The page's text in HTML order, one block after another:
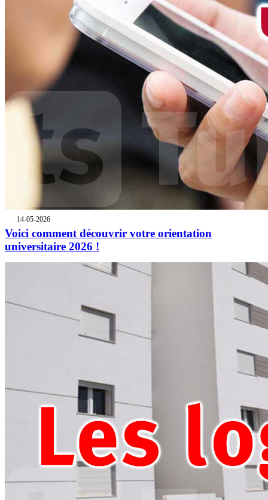
14-05-2026
Voici comment découvrir votre orientation
universitaire 2026 !